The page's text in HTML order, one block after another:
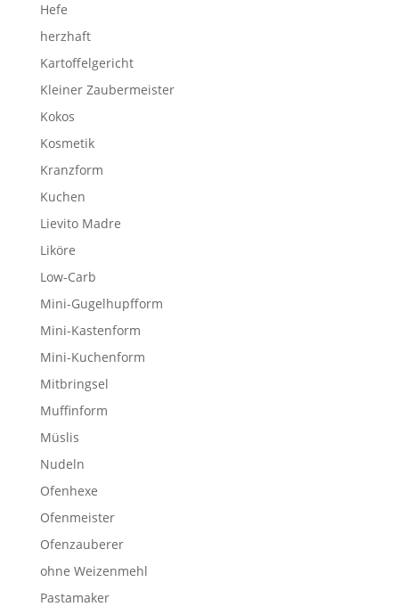
Hefe
herzhaft
Kartoffelgericht
Kleiner Zaubermeister
Kokos
Kosmetik
Kranzform
Kuchen
Lievito Madre
Liköre
Low-Carb
Mini-Gugelhupfform
Mini-Kastenform
Mini-Kuchenform
Mitbringsel
Muffinform
Müslis
Nudeln
Ofenhexe
Ofenmeister
Ofenzauberer
ohne Weizenmehl
Pastamaker